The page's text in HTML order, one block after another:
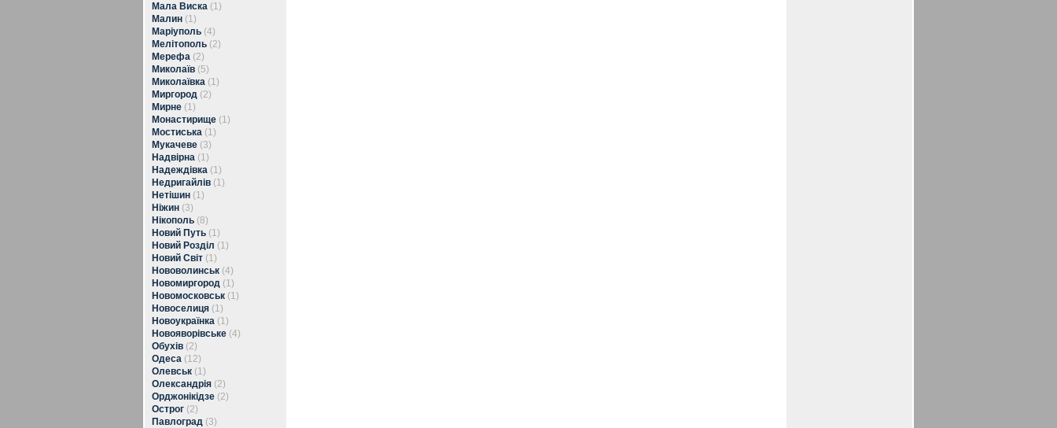
Мала Виска (1)
Малин (1)
Маріуполь (4)
Мелітополь (2)
Мерефа (2)
Миколаїв (5)
Миколаївка (1)
Миргород (2)
Мирне (1)
Монастирище (1)
Мостиська (1)
Мукачеве (3)
Надвірна (1)
Надеждівка (1)
Недригайлів (1)
Нетішин (1)
Ніжин (3)
Нікополь (8)
Новий Путь (1)
Новий Розділ (1)
Новий Світ (1)
Нововолинськ (4)
Новомиргород (1)
Новомосковськ (1)
Новоселиця (1)
Новоукраїнка (1)
Новояворівське (4)
Обухів (2)
Одеса (12)
Олевськ (1)
Олександрія (2)
Орджонікідзе (2)
Острог (2)
Павлоград (3)